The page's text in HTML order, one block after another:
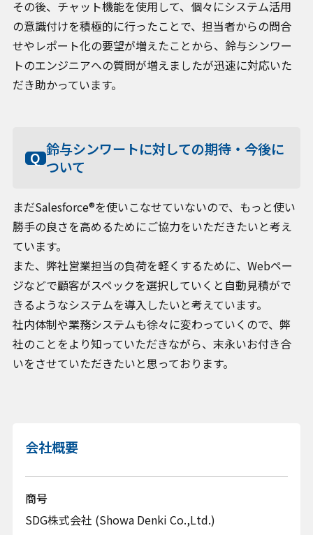
その後、チャット機能を使用して、個々にシステム活用
の意識付けを積極的に行ったことで、担当者からの問合
せやレポート化の要望が増えたことから、鈴与シンワー
トのエンジニアへの質問が増えましたが迅速に対応いた
だき助かっています。
鈴与シンワートに対しての期待・今後に
ついて
まだSalesforce®を使いこなせていないので、もっと使い
勝手の良さを高めるためにご協力をいただきたいと考え
ています。
また、弊社営業担当の負荷を軽くするために、Webペー
ジなどで顧客がスペックを選択していくと自動見積がで
きるようなシステムを導入したいと考えています。
社内体制や業務システムも徐々に変わっていくので、弊
社のことをより知っていただきながら、末永いお付き合
いをさせていただきたいと思っております。
会社概要
商号
SDG株式会社 (Showa Denki Co.,Ltd.)